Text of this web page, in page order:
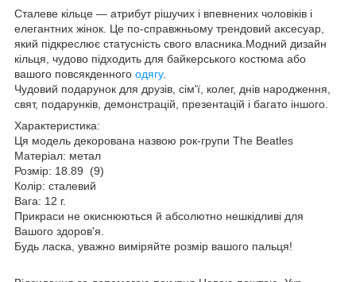
Сталеве кільце — атрибут рішучих і впевнених чоловіків і
елегантних жінок. Це по-справжньому трендовий аксесуар,
який підкреслює статусність свого власника.Модний дизайн
кільця, чудово підходить для байкерського костюма або
вашого повсякденного одягу.
Чудовий подарунок для друзів, сім'ї, колег, днів народження,
свят, подарунків, демонстрацій, презентацій і багато іншого.
Характеристика:
Ця модель декорована назвою рок-групи The Beatles
Матеріал: метал
Розмір: 18.89 (9)
Колір: сталевий
Вага: 12 г.
Прикраси не окиснюються й абсолютно нешкідливі для
Вашого здоров'я.
Будь ласка, уважно виміряйте розмір вашого пальця!